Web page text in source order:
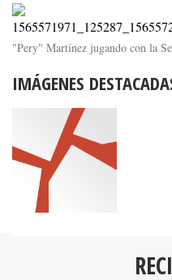
"Pery" Martínez jugando con la
IMÁGENES